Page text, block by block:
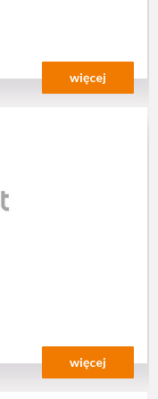
więcej
więcej